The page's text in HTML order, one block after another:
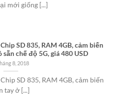
mới giống [...]
SD 835, RAM 4GB, cảm biến
sẵn chế độ 5G, giá 480 USD
8, 2018
SD 835, RAM 4GB, cảm biến
tay ở [...]